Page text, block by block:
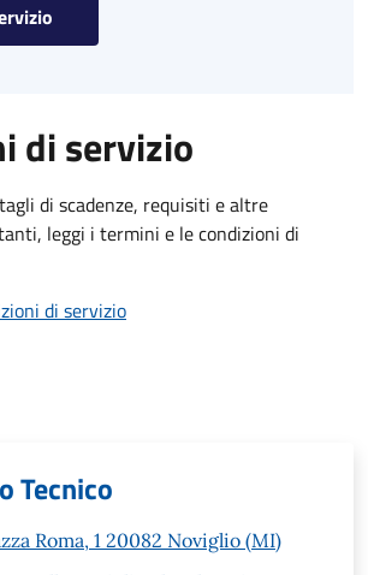
di servizio
di scadenze, requisiti e altre
leggi i termini e le condizioni di
di servizio
Tecnico
Roma, 1 20082 Noviglio (MI)